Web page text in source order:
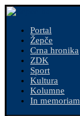
Portal
Žepče
Crna hronika
ZDK
Sport
Kultura
Kolumne
In memoriam